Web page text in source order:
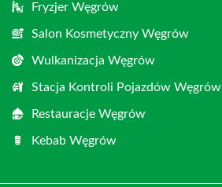
Fryzjer Węgrów
Salon Kosmetyczny Węgrów
Wulkanizacja Węgrów
Stacja Kontroli Pojazdów Węgrów
Restauracje Węgrów
Kebab Węgrów